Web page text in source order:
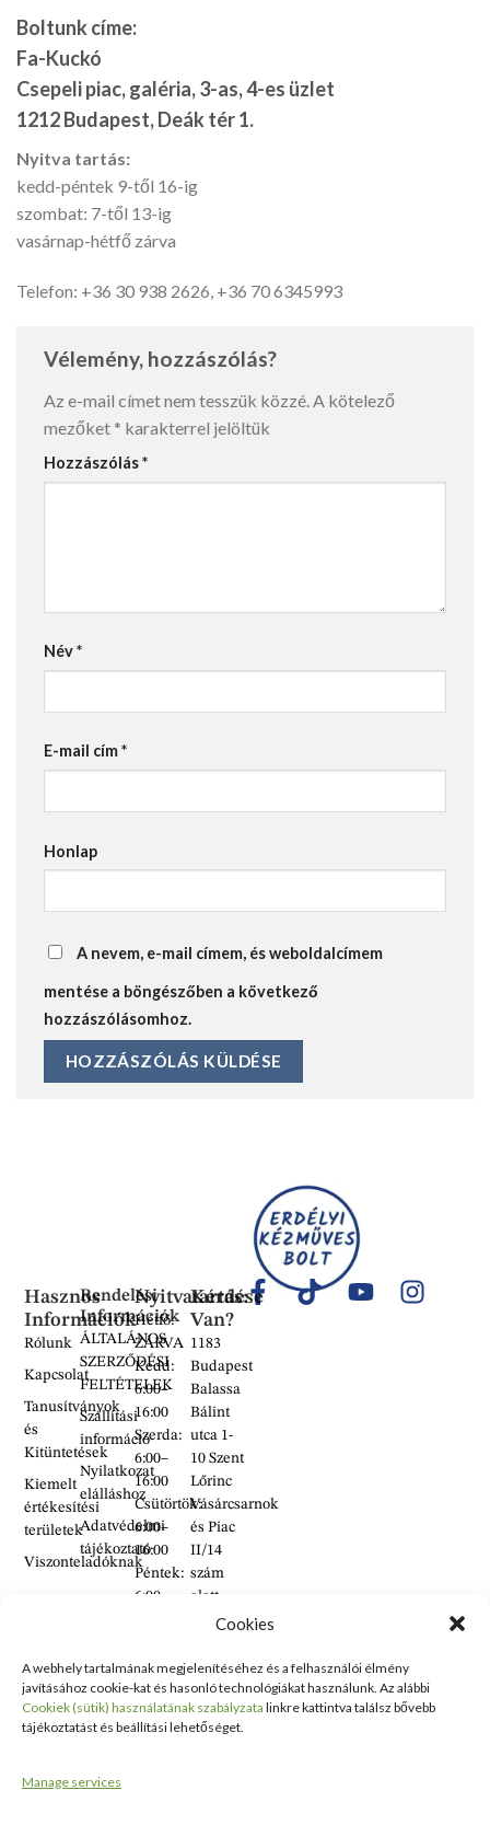
Cookies
A webhely tartalmának megjelenítéséhez és a felhasználói élmény
javításához cookie-kat és hasonló technológiákat használunk. Az alábbi
Cookiek (sütik) használatának szabályzata linkre kattintva találsz bővebb
tájékoztatást és beállítási lehetőséget.
Manage services
Boltunk címe:
Fa-Kuckó
Csepeli piac, galéria, 3-as, 4-es üzlet
1212 Budapest, Deák tér 1.
Nyitva tartás:
kedd-péntek 9-től 16-ig
szombat: 7-től 13-ig
vasárnap-hétfő zárva
Telefon: +36 30 938 2626, +36 70 6345993
Vélemény, hozzászólás?
Az e-mail címet nem tesszük közzé.A kötelező
mezőket * karakterrel jelöltük
Hozzászólás*
Név*
E-mail cím*
Honlap
A nevem, e-mail címem, és weboldalcímem
mentése a böngészőben a következő
hozzászólásomhoz.
Hasznos
Információk
Rólunk
Kapcsolat
Tanusítványok
és
Kitüntetések
Kiemelt
értékesítési
területek
Viszonteladóknak
Rendelési
Információk
ÁLTALÁNOS
SZERZŐDÉSI
FELTÉTELEK
Szállítási
információ
Nyilatkozat
elálláshoz
Adatvédelmi
tájékoztató
Kérdése
Van?
1183
Budapest
Balassa
Bálint
utca 1-
10 Szent
Lőrinc
Vásárcsarnok
és Piac
II/14
szám
alatt
található
+36 30
938
2626
Nyitvatartás:
Hétfő:
ZÁRVA
Kedd:
6:00–
16:00
Szerda:
6:00–
16:00
Csütörtök:
6:00–
16:00
Péntek:
6:00–
6:00–
14:00
Vasárnap:
ZÁRVA